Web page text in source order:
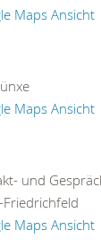
Maps Ansicht
Maps Ansicht
und
Maps Ansicht